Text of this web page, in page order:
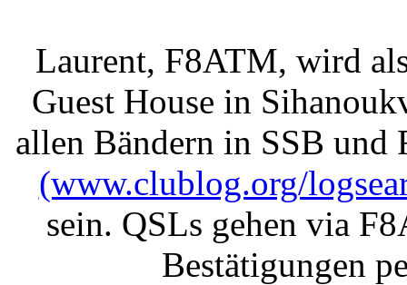
Laurent, F8ATM, wird
Guest House in
allen Bändern in SSB
(www.clublog.org/
sein. QSLs gehen via
Bestätigungen